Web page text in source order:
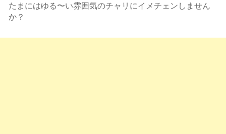
たまにはゆる〜い雰囲気のチャリにイメチェンしません
か？